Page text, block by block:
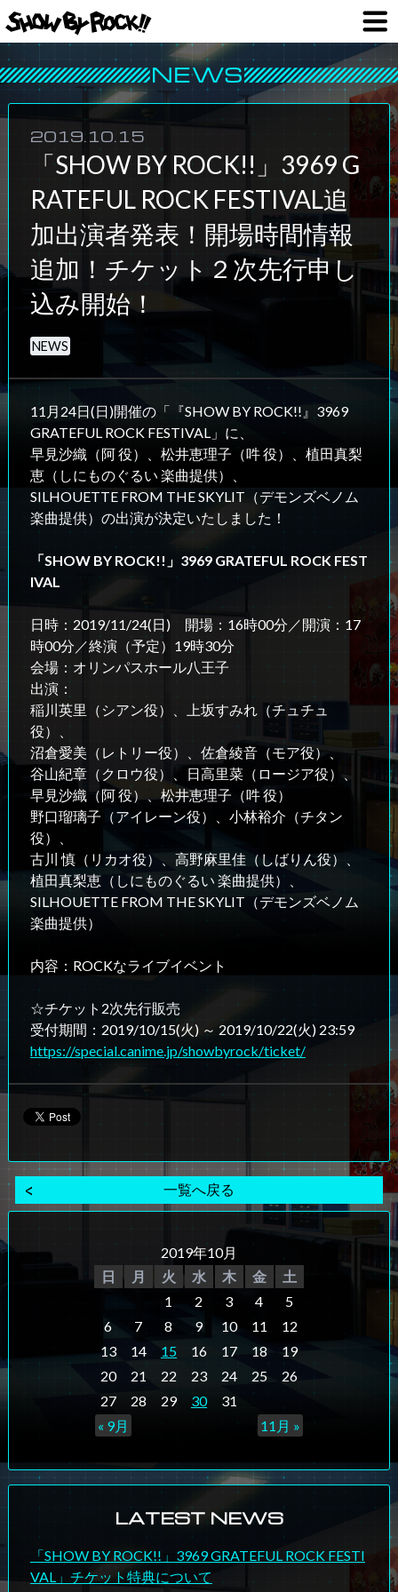
2019.10.15
「SHOW BY ROCK!!」3969 G
RATEFUL ROCK FESTIVAL追
加出演者発表！開場時間情報
追加！チケット２次先行申し
込み開始！
NEWS
11月24日(日)開催の「『SHOW BY ROCK!!』3969
GRATEFUL ROCK FESTIVAL」に、
早見沙織（阿 役）、松井恵理子（吽 役）、植田真梨
恵（しにものぐるい 楽曲提供）、
SILHOUETTE FROM THE SKYLIT（デモンズベノム
楽曲提供）の出演が決定いたしました！
「SHOW BY ROCK!!」3969 GRATEFUL ROCK FEST
IVAL
日時：2019/11/24(日) 開場：16時00分／開演：17
時00分／終演（予定）19時30分
会場：オリンパスホール八王子
出演：
稲川英里（シアン役）、上坂すみれ（チュチュ
役）、
沼倉愛美（レトリー役）、佐倉綾音（モア役）、
谷山紀章（クロウ役）、日高里菜（ロージア役）、
早見沙織（阿 役）、松井恵理子（吽 役）
野口瑠璃子（アイレーン役）、小林裕介（チタン
役）、
古川 慎（リカオ役）、高野麻里佳（しばりん役）、
植田真梨恵（しにものぐるい 楽曲提供）、
SILHOUETTE FROM THE SKYLIT（デモンズベノム
楽曲提供）
内容：ROCKなライブイベント
☆チケット2次先行販売
受付期間：2019/10/15(火) ～ 2019/10/22(火) 23:59
https://special.canime.jp/showbyrock/ticket/
一覧へ戻る
2019年10月
日
月 火 水 木 金 土
« 9月 11月 »
1 2 3 4
5
6
7 8 9 10 11
12
13
14 15 16 17 18
19
20
21 22 23 24 25
26
27
28 29 30 31
LATEST NEWS
「SHOW BY ROCK!!」3969 GRATEFUL ROCK FESTI
VAL」チケット特典について